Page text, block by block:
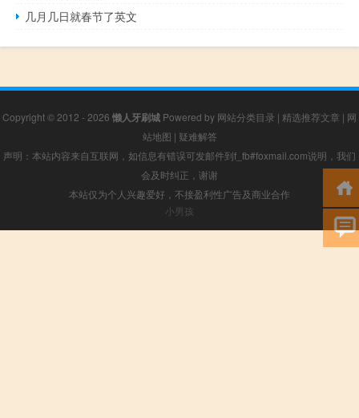
几月几日就春节了英文
Copyright © 2012 - 2026 懒人牙刷城 Powered by 网站分类目录 | 精选推荐文章 | 网
站地图 | 疑难解答
声明：本站内容来自互联网，如信息有错误可发邮件到f_fb#foxmail.com说明，我们
会及时纠正，谢谢
本站仅为个人兴趣爱好，不接盈利性广告及商业合作
小男孩